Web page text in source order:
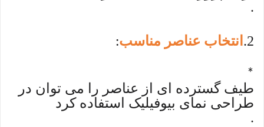
.
2
. انتخاب عناصر مناسب:
*
طیف گسترده ای از عناصر را می توان در
طراحی نمای بیوفیلیک استفاده کرد
.